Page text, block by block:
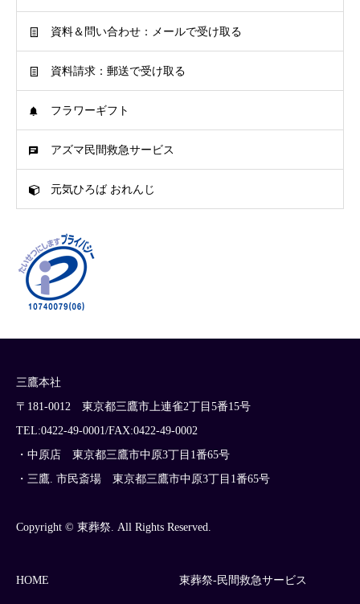
資料＆問い合わせ：メールで受け取る
資料請求：郵送で受け取る
フラワーギフト
アズマ民間救急サービス
元気ひろば おれんじ
三鷹本社
〒181-0012 東京都三鷹市上連雀2丁目5番15号
TEL:0422-49-0001/FAX:0422-49-0002
・中原店 東京都三鷹市中原3丁目1番65号
・三鷹. 市民斎場 東京都三鷹市中原3丁目1番65号
Copyright © 東葬祭. All Rights Reserved.
HOME 東葬祭-民間救急サービス